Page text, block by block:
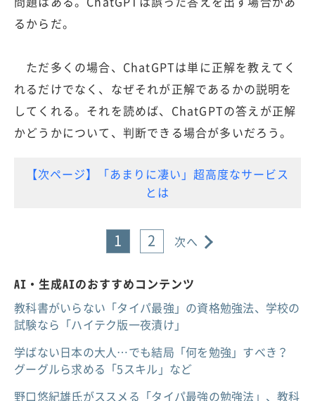
るからだ。
ただ多くの場合、ChatGPTは単に正解を教えてく
れるだけでなく、なぜそれが正解であるかの説明を
してくれる。それを読めば、ChatGPTの答えが正解
かどうかについて、判断できる場合が多いだろう。
【次ページ】「あまりに凄い」超高度なサービス
とは
1 2 次へ
AI・生成AIのおすすめコンテンツ
教科書がいらない「タイパ最強」の資格勉強法、学校の
試験なら「ハイテク版一夜漬け」
学ばない日本の大人…でも結局「何を勉強」すべき？
グーグルら求める「5スキル」など
野口悠紀雄氏がススメる「タイパ最強の勉強法」、教科